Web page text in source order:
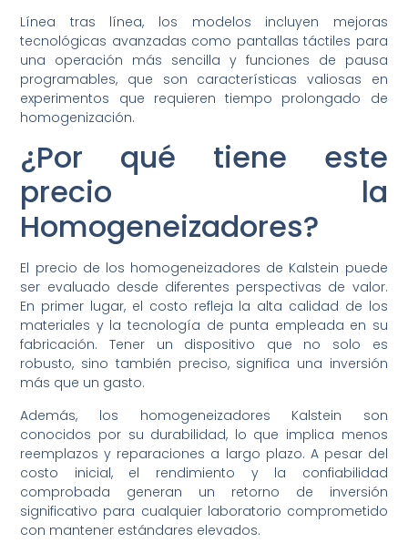
Línea tras línea, los modelos incluyen mejoras
tecnológicas avanzadas como pantallas táctiles para
una operación más sencilla y funciones de pausa
programables, que son características valiosas en
experimentos que requieren tiempo prolongado de
homogenización.
¿Por qué tiene este
precio la
Homogeneizadores?
El precio de los homogeneizadores de Kalstein puede
ser evaluado desde diferentes perspectivas de valor.
En primer lugar, el costo refleja la alta calidad de los
materiales y la tecnología de punta empleada en su
fabricación. Tener un dispositivo que no solo es
robusto, sino también preciso, significa una inversión
más que un gasto.
Además, los homogeneizadores Kalstein son
conocidos por su durabilidad, lo que implica menos
reemplazos y reparaciones a largo plazo. A pesar del
costo inicial, el rendimiento y la confiabilidad
comprobada generan un retorno de inversión
significativo para cualquier laboratorio comprometido
con mantener estándares elevados.